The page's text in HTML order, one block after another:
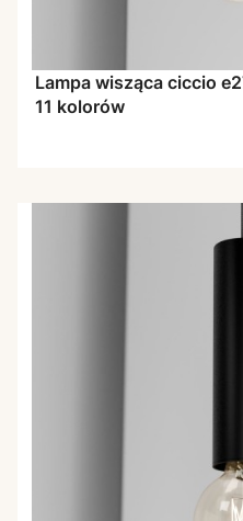
Lampa wisząca ciccio
11 kolorów